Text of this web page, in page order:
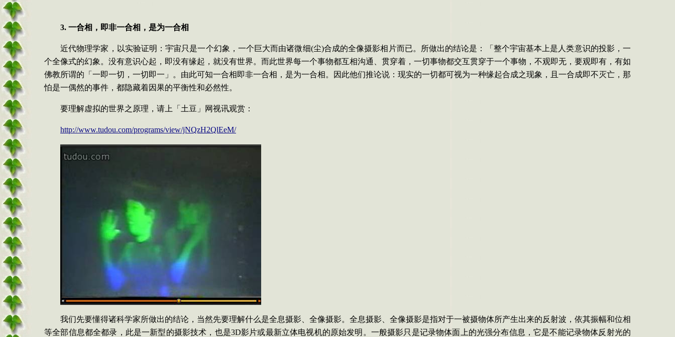
3. 一合相，即非一合相，是为一合相
近代物理学家，以实验证明：宇宙只是一个幻象，一个巨大而由诸微细(尘)合成的全像摄影相片而已。所做出的结论是：「整个宇宙基本上是人类意识的投影，一
个全像式的幻象。没有意识心起，即没有缘起，就没有世界。而此世界每一个事物都互相沟通、贯穿着，一切事物都交互贯穿于一个事物，不观即无，要观即有，有如
佛教所谓的「一即一切，一切即一」。由此可知一合相即非一合相，是为一合相。因此他们推论说：现实的一切都可视为一种缘起合成之现象，且一合成即不灭亡，那
怕是一偶然的事件，都隐藏着因果的平衡性和必然性。
要理解虚拟的世界之原理，请上「土豆」网视讯观赏：
http://www.tudou.com/programs/view/jNQzH2QlEeM/
我们先要懂得诸科学家所做出的结论，当然先要理解什么是全息摄影、全像摄影。全息摄影、全像摄影是指对于一被摄物体所产生出来的反射波，依其振幅和位相
等全部信息都全都录，此是一新型的摄影技术，也是3D影片或最新立体电视机的原始发明。一般摄影只是记录物体面上的光强分布信息，它是不能记录物体反射光的